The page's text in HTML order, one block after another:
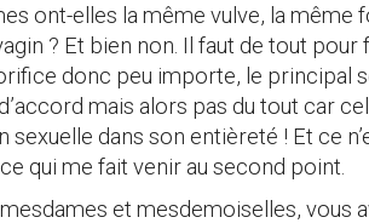
ont-elles la même vulve, la
? Et bien non. Il faut de tout
donc peu importe, le principal
mais alors pas du tout car
sexuelle dans son entièreté ! Et ce
qui me fait venir au second point.
et mesdemoiselles, vous